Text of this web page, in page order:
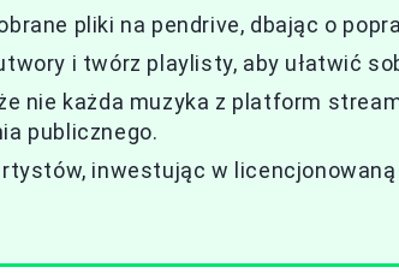
pliki na pendrive, dbając o
i twórz playlisty, aby ułatwić
nie każda muzyka z platform
publicznego.
inwestując w